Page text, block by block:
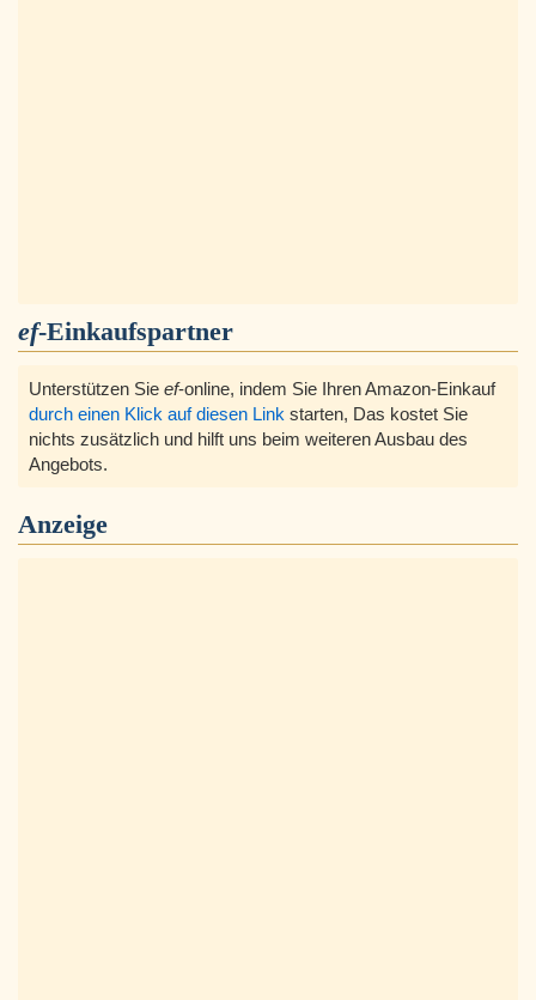
ef-Einkaufspartner
Unterstützen Sie ef-online, indem Sie Ihren Amazon-Einkauf
durch einen Klick auf diesen Link starten, Das kostet Sie
nichts zusätzlich und hilft uns beim weiteren Ausbau des
Angebots.
Anzeige